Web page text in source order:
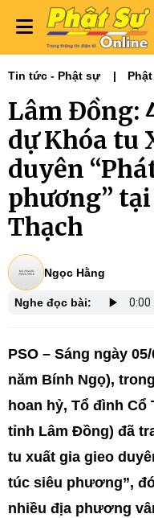
Tin tức - Phật sự
Lâm Đồng:
dự Khóa tu
duyên
phương”
Thạch
Ngọc Hằng
Nghe đọc bài:
PSO – Sáng ngày
năm Bính Ngọ),
hoan hỷ, Tổ đình
tỉnh Lâm Đồng) đã
tu xuất gia gieo
túc siêu phương”,
nhiều địa phương